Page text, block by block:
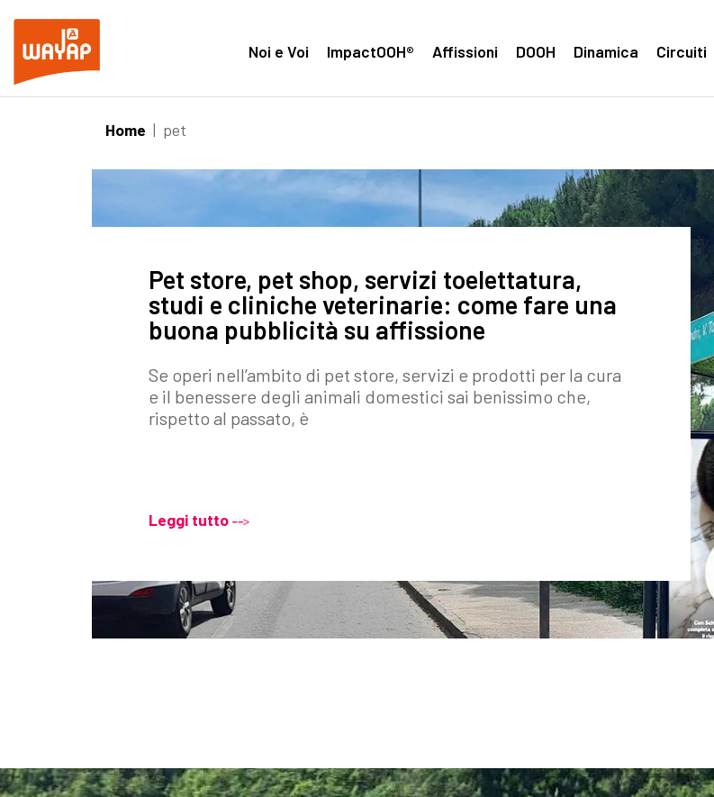
Noi e Voi ImpactOOH® Affissioni DOOH Dinamica Circuiti
Home | pet
Pet store, pet shop, servizi toelettatura,
studi e cliniche veterinarie: come fare una
buona pubblicità su affissione
Se operi nell’ambito di pet store, servizi e prodotti per la cura
e il benessere degli animali domestici sai benissimo che,
rispetto al passato, è
Leggi tutto